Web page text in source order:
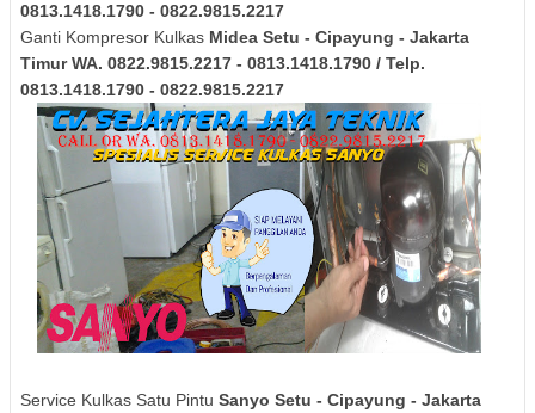
0813.1418.1790 - 0822.9815.2217
Ganti Kompresor Kulkas Midea Setu - Cipayung - Jakarta
TimurWA. 0822.9815.2217 - 0813.1418.1790 / Telp.
0813.1418.1790 - 0822.9815.2217
Service Kulkas Satu Pintu Sanyo Setu - Cipayung - Jakarta